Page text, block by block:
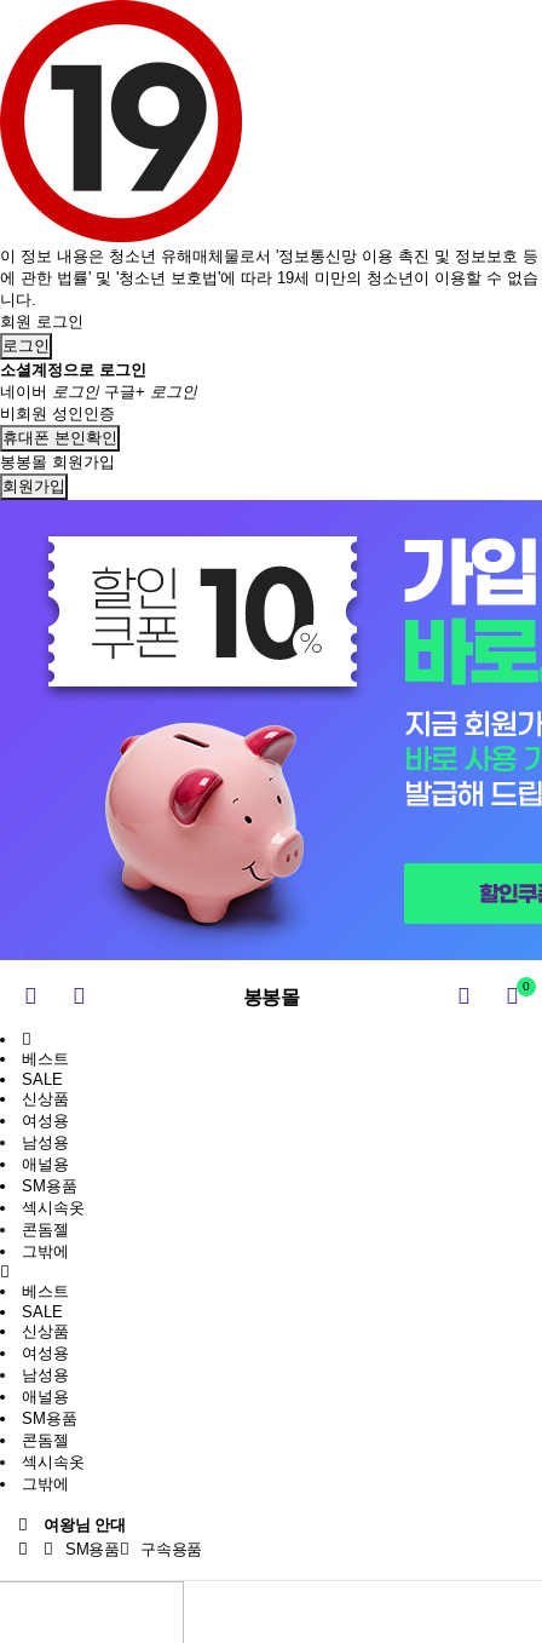
이 정보 내용은 청소년 유해매체물로서 '정보통신망 이용 촉진 및 정보보호 등
에 관한 법률' 및 '청소년 보호법'에 따라 19세 미만의 청소년이 이용할 수 없습
니다.
회원 로그인
로그인
소셜계정으로 로그인
네이버 로그인 구글+ 로그인
비회원 성인인증
휴대폰 본인확인
봉봉몰 회원가입
회원가입
봉봉몰 0
베스트
SALE
신상품
여성용
남성용
애널용
SM용품
섹시속옷
콘돔젤
그밖에
베스트
SALE
신상품
여성용
남성용
애널용
SM용품
콘돔젤
섹시속옷
그밖에
여왕님 안대
SM용품
구속용품